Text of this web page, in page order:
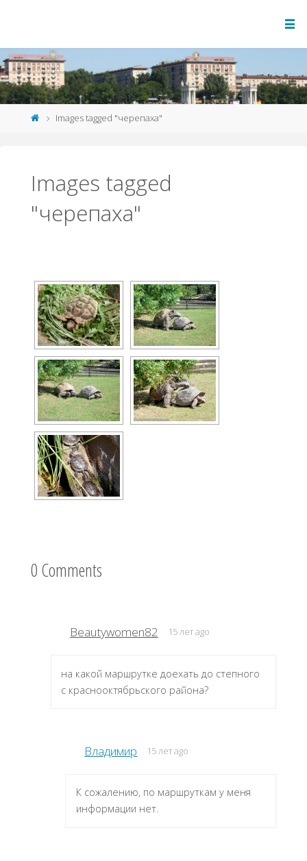
Images tagged "черепаха"
Images tagged
"черепаха"
0 Comments
Beautywomen82 15 лет ago
на какой маршрутке доехать до степного
с краснооктябрьского района?
Владимир 15 лет ago
К сожалению, по маршруткам у меня
информации нет.